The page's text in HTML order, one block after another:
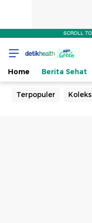
SCROLL
Home Berita Sehat
Terpopuler